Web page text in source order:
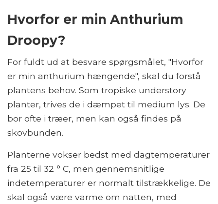
Hvorfor er min Anthurium
Droopy?
For fuldt ud at besvare spørgsmålet, "Hvorfor
er min anthurium hængende", skal du forstå
plantens behov. Som tropiske understory
planter, trives de i dæmpet til medium lys. De
bor ofte i træer, men kan også findes på
skovbunden.
Planterne vokser bedst med dagtemperaturer
fra 25 til 32 ° C, men gennemsnitlige
indetemperaturer er normalt tilstrækkelige. De
skal også være varme om natten, med